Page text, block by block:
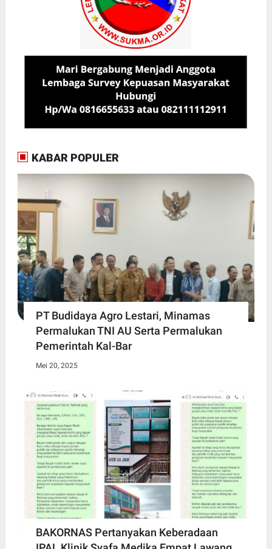
KABAR POPULER
PT Budidaya Agro Lestari, Minamas
Permalukan TNI AU Serta Permalukan
Pemerintah Kal-Bar
Mei 20, 2025
BAKORNAS Pertanyakan Keberadaan